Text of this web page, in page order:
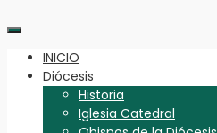
INICIO
Diócesis
Historia
Iglesia Catedral